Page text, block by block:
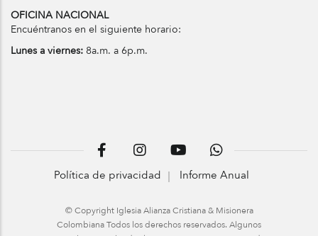
OFICINA NACIONAL
Encuéntranos en el siguiente horario:
Lunes a viernes: 8a.m. a 6p.m.
Política de privacidad Informe Anual
© Copyright Iglesia Alianza Cristiana & Misionera
Colombiana Todos los derechos reservados. Algunos